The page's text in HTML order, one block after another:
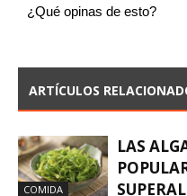
¿Qué opinas de esto?
ARTÍCULOS
COMIDA
LAS